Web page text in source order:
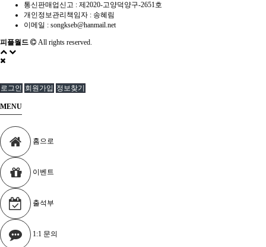
통신판매업신고 : 제2020-고양덕양구-2651호
개인정보관리책임자 : 송혜림
이메일 : songkseb@hanmail.net
피플월드 All rights reserved.
로그인 회원가입 정보찾기
MENU
홈으로
이벤트
출석부
1:1 문의